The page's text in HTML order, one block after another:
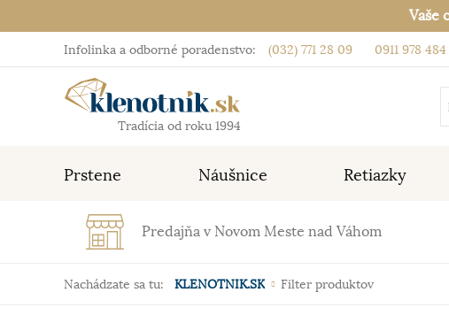
Vaše
Infolinka a odborné poradenstvo: (032) 771 28 09 0911 978 484
Tradícia od roku 1994
Prstene Náušnice Retiazky
Predajňa v Novom Meste nad Váhom
Nachádzate sa tu: KLENOTNIK.SK Filter produktov